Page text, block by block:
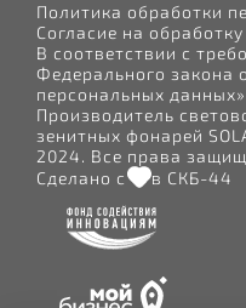
Политика обработки
Согласие на
В соответствии с
Федерального закона
персональных данных»
Производитель
зенитных фонарей
2024. Все права
Сделано с
в СКБ-44